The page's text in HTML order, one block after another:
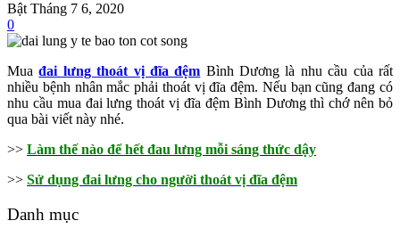
Bật Tháng 7 6, 2020
0
Muađai lưng thoát vị đĩa đệm Bình Dương là nhu cầu của rất
nhiều bệnh nhân mắc phải thoát vị đĩa đệm. Nếu bạn cũng đang có
nhu cầu mua đai lưng thoát vị đĩa đệm Bình Dương thì chớ nên bỏ
qua bài viết này nhé.
>> Làm thế nào để hết đau lưng mỗi sáng thức dậy
>> Sử dụng đai lưng cho người thoát vị đĩa đệm
Danh mục